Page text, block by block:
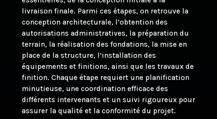
livraison finale. Parmi ces étapes, on retrouve la
conception architecturale, l’obtention des
autorisations administratives, la préparation du
terrain, la réalisation des fondations, la mise en
place de la structure, l’installation des
équipements et finitions, ainsi que les travaux de
finition. Chaque étape requiert une planification
minutieuse, une coordination efficace des
différents intervenants et un suivi rigoureux pour
assurer la qualité et la conformité du projet.